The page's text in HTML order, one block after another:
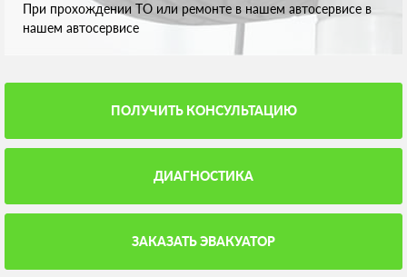
При прохождении ТО или ремонте в нашем автосервисе в
нашем автосервисе
ПОЛУЧИТЬ КОНСУЛЬТАЦИЮ
ДИАГНОСТИКА
ЗАКАЗАТЬ ЭВАКУАТОР